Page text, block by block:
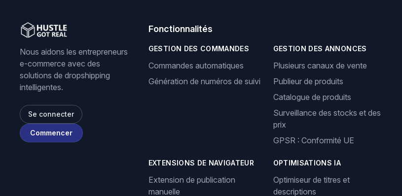
Nous aidons les entrepreneurs
e-commerce avec des
solutions de dropshipping
intelligentes.
Se connecter
Commencer
Fonctionnalités
GESTION DES COMMANDES
Commandes automatiques
Génération de numéros de suivi
GESTION DES ANNONCES
Plusieurs canaux de vente
Publieur de produits
Catalogue de produits
Surveillance des stocks et des
prix
GPSR : Conformité UE
EXTENSIONS DE NAVIGATEUR
Extension de publication
manuelle
OPTIMISATIONS IA
Optimiseur de titres et
descriptions